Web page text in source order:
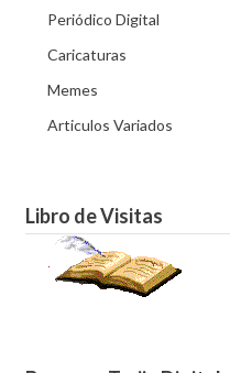
Periódico Digital
Caricaturas
Memes
Articulos Variados
Libro de Visitas